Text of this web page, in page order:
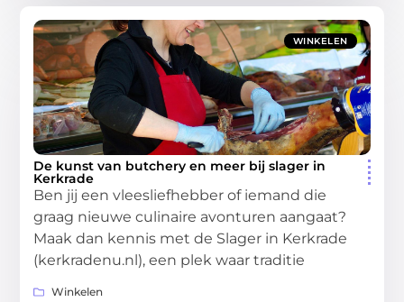
WINKELEN
De kunst van butchery en meer bij slager in
Kerkrade
Ben jij een vleesliefhebber of iemand die
graag nieuwe culinaire avonturen aangaat?
Maak dan kennis met de Slager in Kerkrade
(kerkradenu.nl), een plek waar traditie
Winkelen